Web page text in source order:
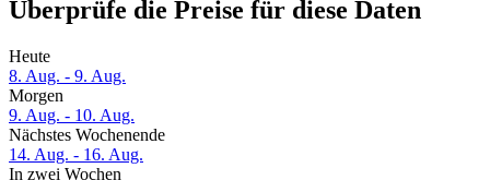
Überprüfe die Preise für diese Daten
Heute
8. Aug. - 9. Aug.
Morgen
9. Aug. - 10. Aug.
Nächstes Wochenende
14. Aug. - 16. Aug.
In zwei Wochen